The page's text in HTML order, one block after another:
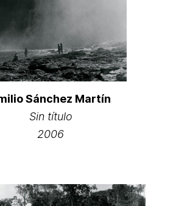
Sánchez Martín
Sin título
2006